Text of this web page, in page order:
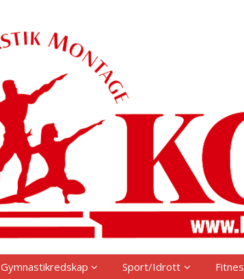
Gymnastikredskap Sport/Idrott